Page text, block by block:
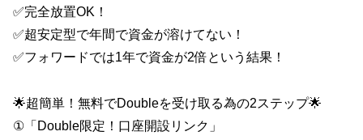
✅完全放置OK！
✅超安定型で年間で資金が溶けてない！
✅フォワードでは1年で資金が2倍という結果！
🌟超簡単！無料でDoubleを受け取る為の2ステップ🌟
①「Double限定！口座開設リンク」